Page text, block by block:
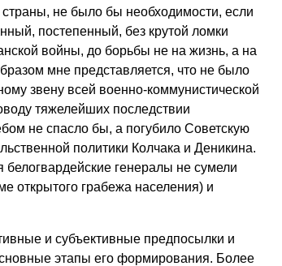
не было бы необхо­димости, если
постепенный, без крутой ломки
войны, до борьбы не на жизнь, а на
мне представляется, что не было
звену всей военно-коммунистической
тяжелейших последствии
не спасло бы, а погубило Советскую
политики Колчака и Деникина.
генералы не сумели
открытого грабе­жа населения) и
и субъ­ективные предпосылки и
этапы его форми­рования. Более